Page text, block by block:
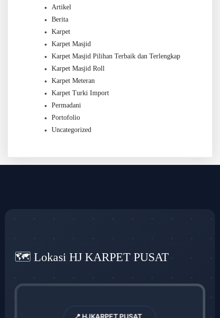
Artikel
Berita
Karpet
Karpet Masjid
Karpet Masjid Pilihan Terbaik dan Terlengkap
Karpet Masjid Roll
Karpet Meteran
Karpet Turki Import
Permadani
Portofolio
Uncategorized
🗺️ Lokasi HJ KARPET PUSAT
📍 HJKARPET PUSAT